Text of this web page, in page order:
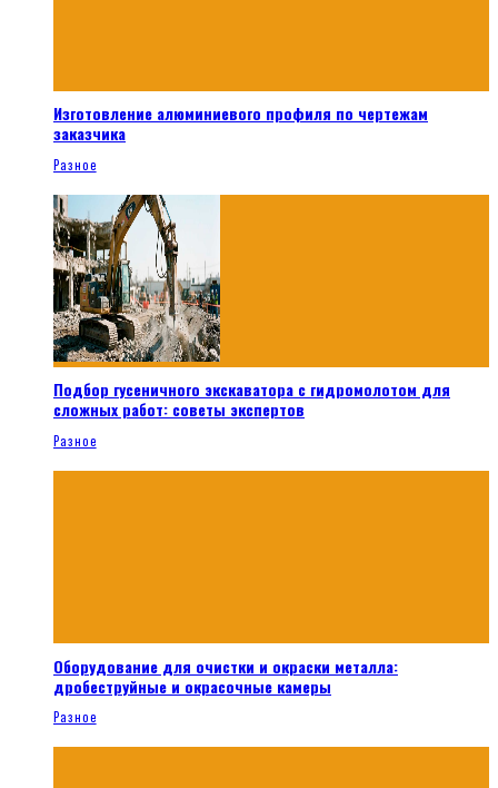
Изготовление алюминиевого профиля по чертежам
заказчика
Разное
Подбор гусеничного экскаватора с гидромолотом для
сложных работ: советы экспертов
Разное
Оборудование для очистки и окраски металла:
дробеструйные и окрасочные камеры
Разное